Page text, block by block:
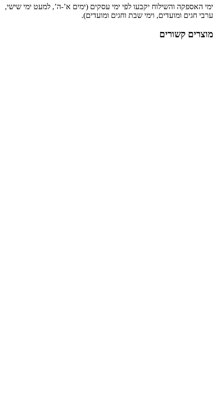
ימי האספקה והשילוח יקבעו לפי ימי עסקים (ימים א’-ה’, למעט ימי שישי,
ערבי חגים ומועדים, וימי שבת וחגים ומועדים).
מוצרים קשורים